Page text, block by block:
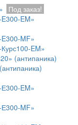
Под заказ!
EM»
MF»
EM»
(антипаника)
Е300-EM»
Е300-MF»